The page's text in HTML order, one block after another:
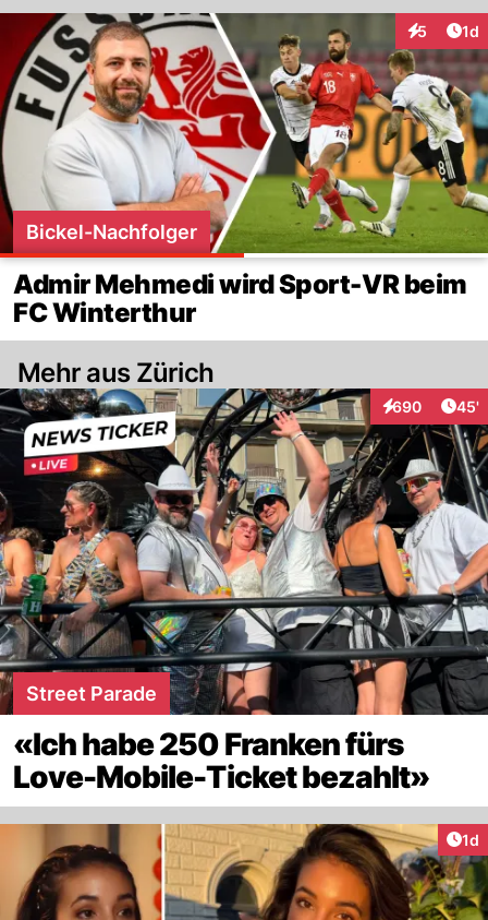
5 1d
Bickel-Nachfolger
Admir Mehmedi wird Sport-VR beim
FC Winterthur
Mehr aus Zürich
690
Interaktionen
45'
Street Parade
«Ich habe 250 Franken fürs
Love-Mobile-Ticket bezahlt»
1d